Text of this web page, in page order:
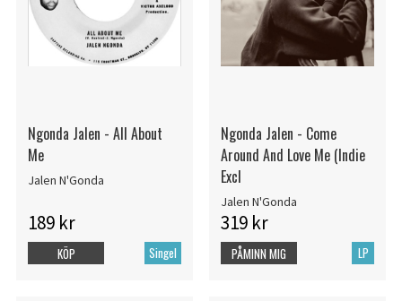
Ngonda Jalen - All About
Me
Jalen N'Gonda
189 kr
Singel
KÖP
Ngonda Jalen - Come
Around And Love Me (Indie
Excl
Jalen N'Gonda
319 kr
LP
PÅMINN MIG